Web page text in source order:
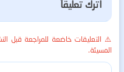
اترك تعليقاً
⚠️ التعليقات خاضعة للمراجعة قبل
المسيئة.